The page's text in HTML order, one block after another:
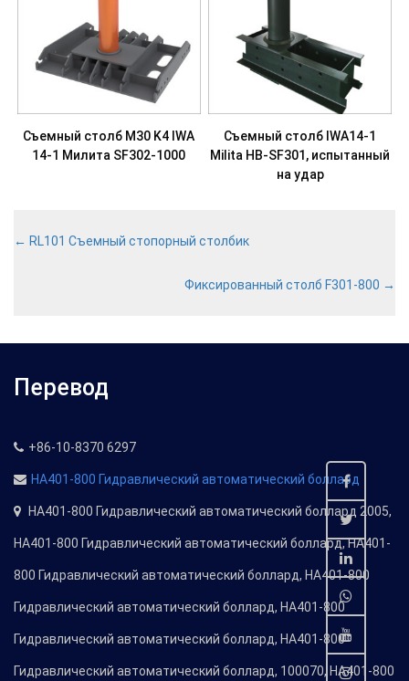
Съемный столб M30 K4 IWA
14-1 Милита SF302-1000
Съемный столб IWA14-1
Milita HB-SF301, испытанный
на удар
← RL101 Съемный стопорный столбик
Фиксированный столб F301-800 →
Перевод
+86-10-8370 6297
HA401-800 Гидравлический автоматический боллард
HA401-800 Гидравлический автоматический боллард 2005,
HA401-800 Гидравлический автоматический боллард, HA401-
800 Гидравлический автоматический боллард, HA401-800
Гидравлический автоматический боллард, HA401-800
Гидравлический автоматический боллард, HA401-800
Гидравлический автоматический боллард, 100070, HA401-800